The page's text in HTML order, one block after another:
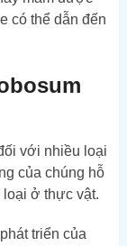
có thể dẫn đến
với nhiều loại
của chúng hỗ
ở thực vật.
triển của